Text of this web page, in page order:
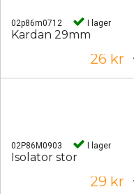
02p86m0712 I lager
Kardan 29mm
26 kr
02P86M0903 I lager
Isolator stor
29 kr